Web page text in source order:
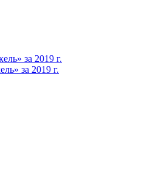
за 2019 г.
за 2019 г.